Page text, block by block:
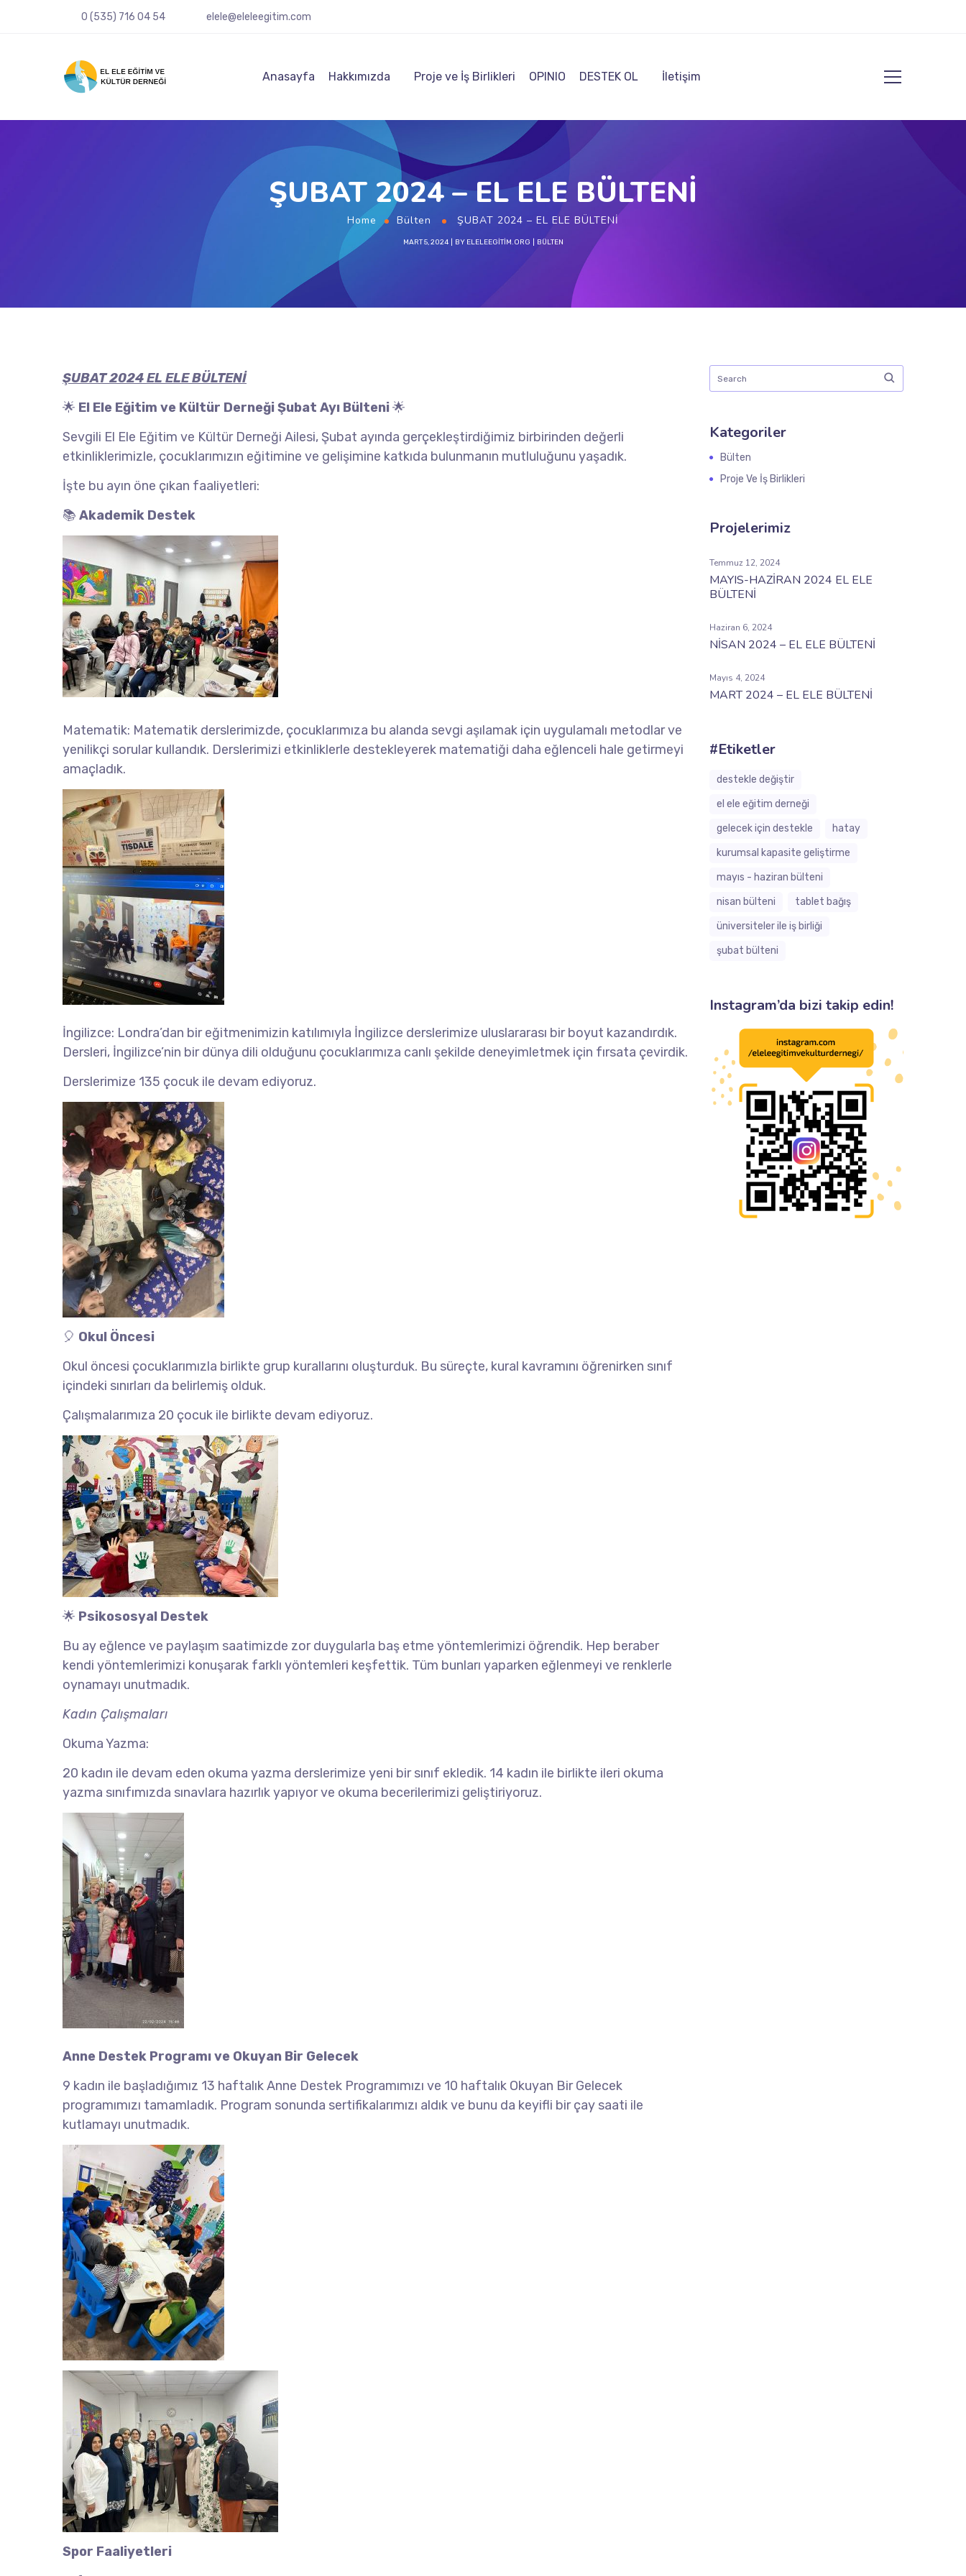
0 (535) 716 04 54 elele@eleleegitim.com
Anasayfa Hakkımızda Proje ve İş Birlikleri OPINIO DESTEK OL İletişim
ŞUBAT 2024 – EL ELE BÜLTENİ
Home Bülten ŞUBAT 2024 – EL ELE BÜLTENİ
MART 5, 2024 BY ELELEEGITIM.ORG BÜLTEN
ŞUBAT 2024 EL ELE BÜLTENİ
🌟 El Ele Eğitim ve Kültür Derneği Şubat Ayı Bülteni🌟
Sevgili El Ele Eğitim ve Kültür Derneği Ailesi, Şubat ayında gerçekleştirdiğimiz birbirinden değerli
etkinliklerimizle, çocuklarımızın eğitimine ve gelişimine katkıda bulunmanın mutluluğunu yaşadık.
İşte bu ayın öne çıkan faaliyetleri:
📚 Akademik Destek
Matematik: Matematik derslerimizde, çocuklarımıza bu alanda sevgi aşılamak için uygulamalı metodlar ve
yenilikçi sorular kullandık. Derslerimizi etkinliklerle destekleyerek matematiği daha eğlenceli hale getirmeyi
amaçladık.
İngilizce: Londra’dan bir eğitmenimizin katılımıyla İngilizce derslerimize uluslararası bir boyut kazandırdık.
Dersleri, İngilizce’nin bir dünya dili olduğunu çocuklarımıza canlı şekilde deneyimletmek için fırsata çevirdik.
Derslerimize 135 çocuk ile devam ediyoruz.
🎈 Okul Öncesi
Okul öncesi çocuklarımızla birlikte grup kurallarını oluşturduk. Bu süreçte, kural kavramını öğrenirken sınıf
içindeki sınırları da belirlemiş olduk.
Çalışmalarımıza 20 çocuk ile birlikte devam ediyoruz.
🌟 Psikososyal Destek
Bu ay eğlence ve paylaşım saatimizde zor duygularla baş etme yöntemlerimizi öğrendik. Hep beraber
kendi yöntemlerimizi konuşarak farklı yöntemleri keşfettik. Tüm bunları yaparken eğlenmeyi ve renklerle
oynamayı unutmadık.
Kadın Çalışmaları
Okuma Yazma:
20 kadın ile devam eden okuma yazma derslerimize yeni bir sınıf ekledik. 14 kadın ile birlikte ileri okuma
yazma sınıfımızda sınavlara hazırlık yapıyor ve okuma becerilerimizi geliştiriyoruz.
Anne Destek Programı ve Okuyan Bir Gelecek
9 kadın ile başladığımız 13 haftalık Anne Destek Programımızı ve 10 haftalık Okuyan Bir Gelecek
programımızı tamamladık. Program sonunda sertifikalarımızı aldık ve bunu da keyifli bir çay saati ile
kutlamayı unutmadık.
Spor Faaliyetleri
Kategoriler
Bülten
Proje Ve İş Birlikleri
Projelerimiz
Temmuz 12, 2024
MAYIS-HAZİRAN 2024 EL ELE
BÜLTENİ
Haziran 6, 2024
NİSAN 2024 – EL ELE BÜLTENİ
Mayıs 4, 2024
MART 2024 – EL ELE BÜLTENİ
#Etiketler
destekle değiştir
el ele eğitim derneği
gelecek i̇çin destekle
hatay
kurumsal kapasite geliştirme
mayis - hazi̇ran bülteni̇
ni̇san bülteni̇
tablet bağış
üniversiteler ile i̇ş birliği
şubat bülteni
Instagram’da bizi takip edin!